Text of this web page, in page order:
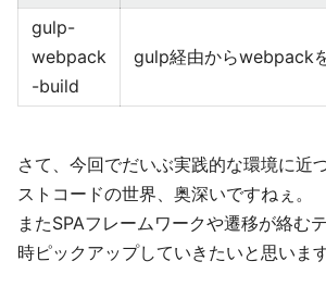
gulp-
webpack
-build
gulp経由からwebpack
さて、今回でだいぶ実践的な環境に近
ストコードの世界、奥深いですねぇ。
またSPAフレームワークや遷移が絡む
時ピックアップしていきたいと思います